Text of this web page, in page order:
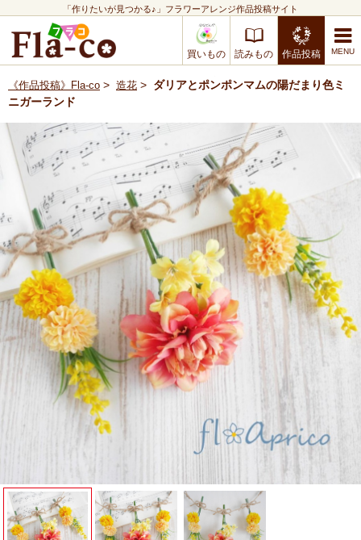
「作りたいが見つかる♪」フラワーアレンジ作品投稿サイト
買いもの 読みもの 作品投稿
《作品投稿》Fla-co > 造花 > ダリアとポンポンマムの陽だまり色ミ
ニガーランド